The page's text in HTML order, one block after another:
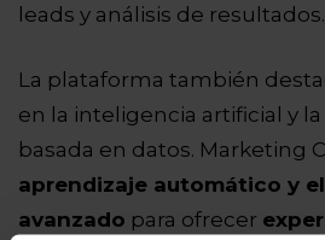
leads y análisis de resultados.
La plataforma también
en la inteligencia artificial y
basada en datos. Marketing
aprendizaje automático y
avanzado para ofrecer